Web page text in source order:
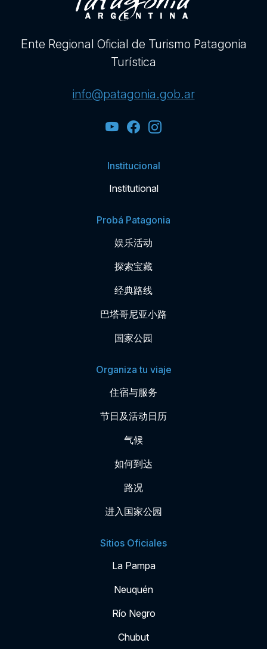
Ente Regional Oficial de Turismo Patagonia
Turística
info@patagonia.gob.ar
Institucional
Institutional
Probá Patagonia
娱乐活动
探索宝藏
经典路线
巴塔哥尼亚小路
国家公园
Organiza tu viaje
住宿与服务
节日及活动日历
气候
如何到达
路况
进入国家公园
Sitios Oficiales
La Pampa
Neuquén
Río Negro
Chubut